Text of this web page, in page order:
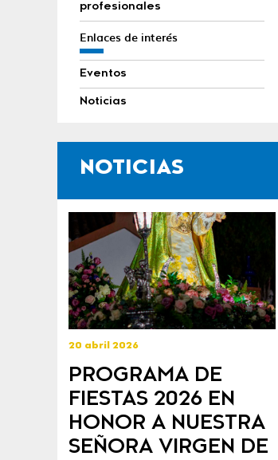
profesionales
Enlaces de interés
Eventos
Noticias
NOTICIAS
20 abril 2026
PROGRAMA DE
FIESTAS 2026 EN
HONOR A NUESTRA
SEÑORA VIRGEN DE